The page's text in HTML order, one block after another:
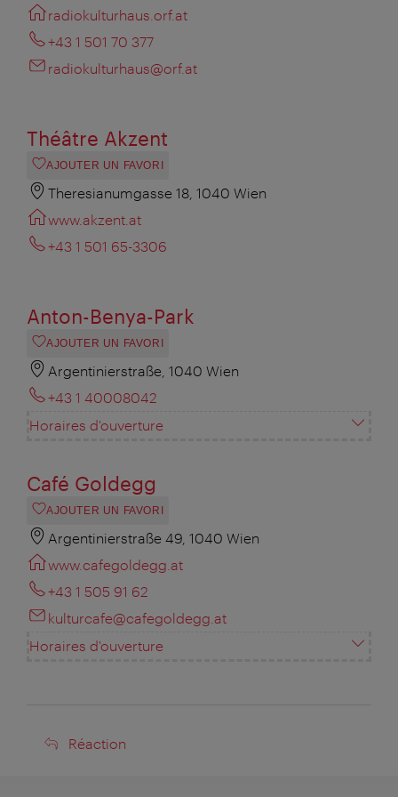
radiokulturhaus.orf.at
+43 1 501 70 377
radiokulturhaus@orf.at
Théâtre Akzent
AJOUTER UN FAVORI
Theresianumgasse 18, 1040 Wien
www.akzent.at
+43 1 501 65-3306
Anton-Benya-Park
AJOUTER UN FAVORI
Argentinierstraße, 1040 Wien
+43 1 40008042
Horaires d'ouverture
Café Goldegg
AJOUTER UN FAVORI
Argentinierstraße 49, 1040 Wien
www.cafegoldegg.at
+43 1 505 91 62
kulturcafe@cafegoldegg.at
Horaires d'ouverture
Réaction
Réaction